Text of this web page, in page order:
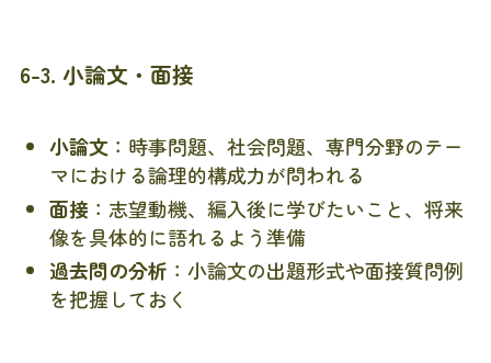
6-3. 小論文・面接
小論文：時事問題、社会問題、専門分野のテー
マにおける論理的構成力が問われる
面接：志望動機、編入後に学びたいこと、将来
像を具体的に語れるよう準備
過去問の分析 ：小論文の出題形式や面接質問例
を把握しておく